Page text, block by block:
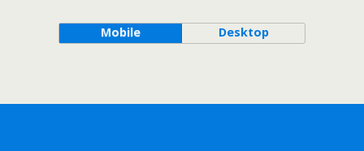
Mobile Desktop